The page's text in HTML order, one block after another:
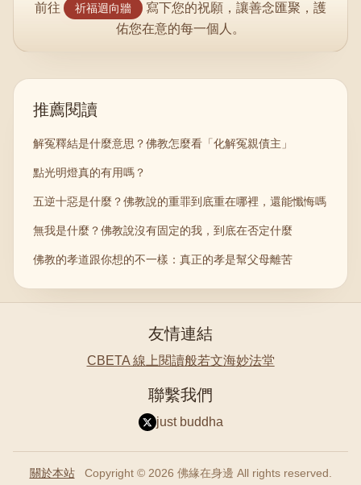
前往 祈福迴向牆
寫下您的祝願，讓善念匯聚，護
佑您在意的每一個人。
推薦閱讀
解冤釋結是什麼意思？佛教怎麼看「化解冤親債主」
點光明燈真的有用嗎？
五逆十惡是什麼？佛教說的重罪到底重在哪裡，還能懺悔嗎
無我是什麼？佛教說沒有固定的我，到底在否定什麼
佛教的孝道跟你想的不一樣：真正的孝是幫父母離苦
友情連結
CBETA 線上閱讀般若文海妙法堂
聯繫我們
just buddha
關於本站 Copyright © 2026 佛緣在身邊 All rights reserved.